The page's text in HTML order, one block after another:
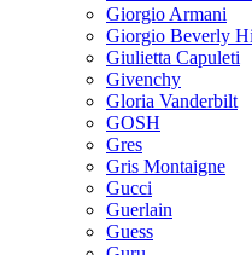
Giorgio Armani
Giorgio Beverly
Giulietta Capuleti
Givenchy
Gloria Vanderbilt
GOSH
Gres
Gris Montaigne
Gucci
Guerlain
Guess